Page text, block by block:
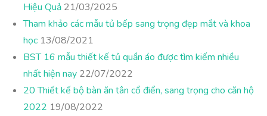
Hiệu Quả 21/03/2025
Tham khảo các mẫu tủ bếp sang trọng đẹp mắt và khoa
học 13/08/2021
BST 16 mẫu thiết kế tủ quần áo được tìm kiếm nhiều
nhất hiện nay 22/07/2022
20 Thiết kế bộ bàn ăn tân cổ điển, sang trọng cho căn hộ
2022 19/08/2022